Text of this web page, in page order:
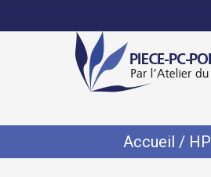
Accueil / HP